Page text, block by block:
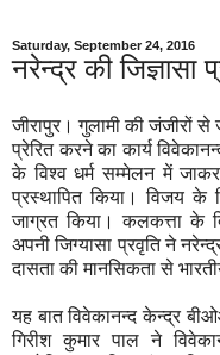
Saturday, September 24, 2016
नरेन्द्र की जिज्ञासा
जीरापुर। गुलामी की जंजीरों
प्रेरित करने का कार्य
के विश्व धर्म सम्मेलन में
प्रस्थापित किया। विजय
जाग्रत किया। कलकत्ता के
अपनी जिग्यासा प्रवृति ने
दासता की मानसिकता से
यह बात विवेकानन्द केन्द्र
गिरीश कुमार पाल ने